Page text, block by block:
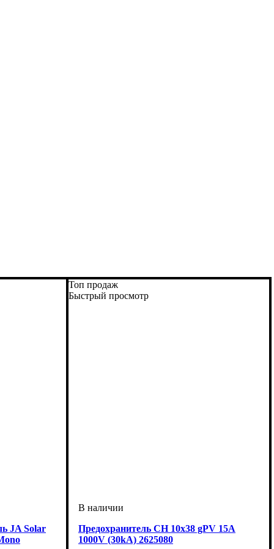
JA Solar
Топ продаж
Быстрый просмотр
Предохранитель CH 10x38 gPV 15A
1000V (30kA) 2625080